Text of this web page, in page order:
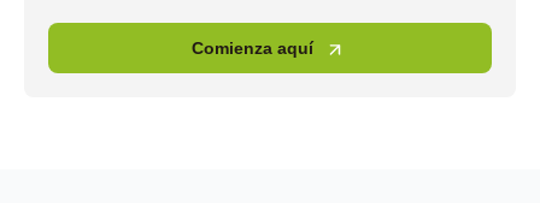
Comienza aquí